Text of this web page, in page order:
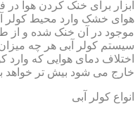
ابزار برای خنک کردن هوا
هوای خشک وارد محیط کولر
موجود در آن خنک شده و از
سیستم کولر آبی هر چه
اختلاف دمای هوایی که وارد
خارج می شود بیش تر خواهد
انواع کولر آبی